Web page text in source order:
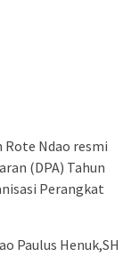
Ndao resmi
(DPA) Tahun
Perangkat
Paulus Henuk,SH